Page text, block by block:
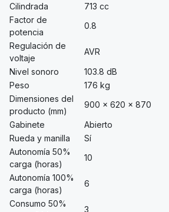
Cilindrada
713 cc
Factor de
potencia
0.8
Regulación de
voltaje
AVR
Nivel sonoro
103.8 dB
Peso
176 kg
Dimensiones del
producto (mm)
900 × 620 × 870
Gabinete
Abierto
Rueda y manilla
Sí
Autonomía 50%
carga (horas)
10
Autonomía 100%
carga (horas)
6
Consumo 50%
3